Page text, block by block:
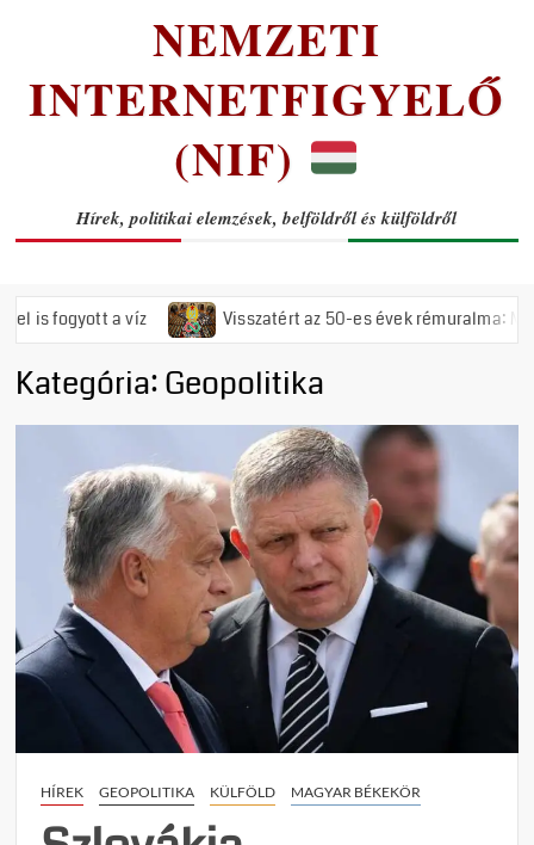
NEMZETI
INTERNETFIGYELŐ
(NIF)
Hírek, politikai elemzések, belföldről és külföldről
a víz Visszatért az 50-es évek rémuralma:
Kategória:Geopolitika
HÍREK GEOPOLITIKA KÜLFÖLD MAGYAR BÉKEKÖR